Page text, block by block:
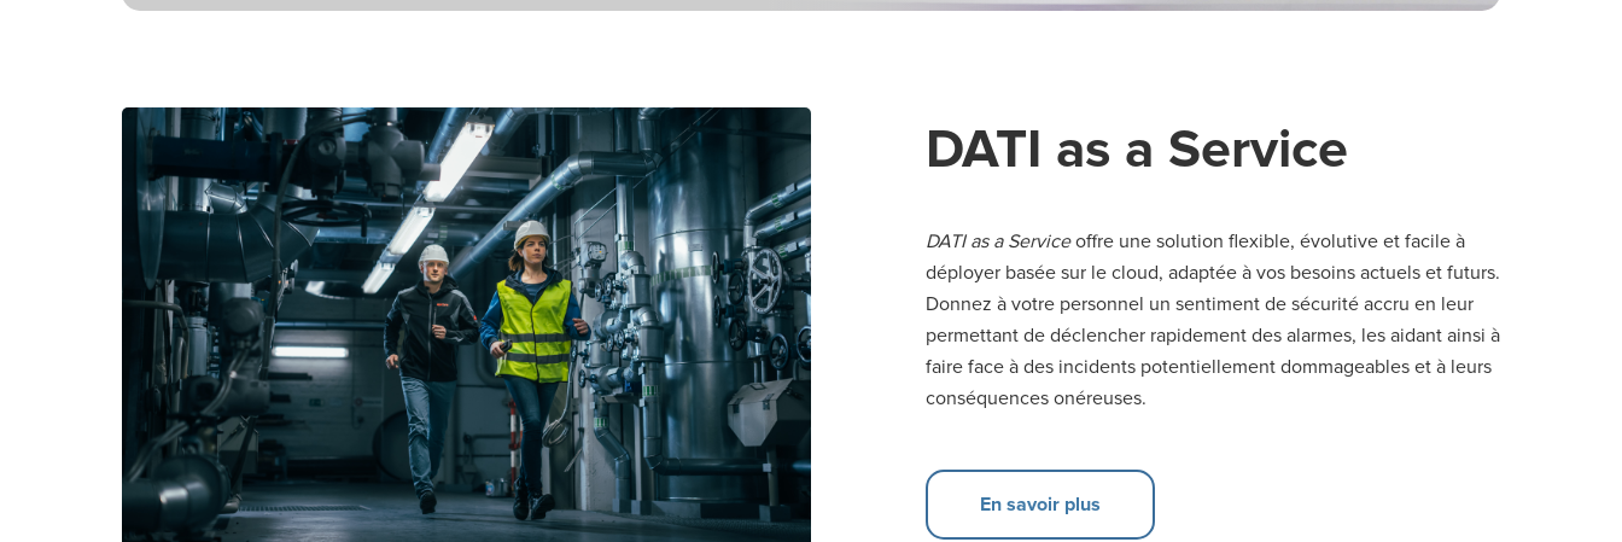
DATI as a Service
DATI as a Serviceoffre une solution flexible, évolutive et facile à
déployer basée sur le cloud, adaptée à vos besoins actuels et futurs.
Donnez à votre personnel un sentiment de sécurité accru en leur
permettant de déclencher rapidement des alarmes, les aidant ainsi à
faire face à des incidents potentiellement dommageables et à leurs
conséquences onéreuses.
En savoir plus